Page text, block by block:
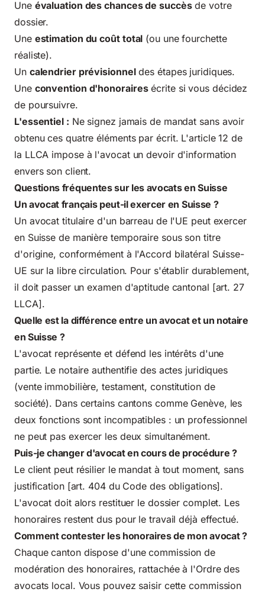
Une évaluation des chances de succèsde votre
dossier.
Une estimation du coût total (ou une fourchette
réaliste).
Un calendrier prévisionneldes étapes juridiques.
Une convention d'honorairesécrite si vous décidez
de poursuivre.
L'essentiel : Ne signez jamais de mandat sans avoir
obtenu ces quatre éléments par écrit. L'article 12 de
la LLCA impose à l'avocat un devoir d'information
envers son client.
Questions fréquentes sur les avocats en Suisse
Un avocat français peut-il exercer en Suisse ?
Un avocat titulaire d'un barreau de l'UE peut exercer
en Suisse de manière temporaire sous son titre
d'origine, conformément à l'Accord bilatéral Suisse-
UE sur la libre circulation. Pour s'établir durablement,
il doit passer un examen d'aptitude cantonal [art. 27
LLCA].
Quelle est la différence entre un avocat et un notaire
en Suisse ?
L'avocat représente et défend les intérêts d'une
partie. Le notaire authentifie des actes juridiques
(vente immobilière, testament, constitution de
société). Dans certains cantons comme Genève, les
deux fonctions sont incompatibles : un professionnel
ne peut pas exercer les deux simultanément.
Puis-je changer d'avocat en cours de procédure ?
Le client peut résilier le mandat à tout moment, sans
justification [art. 404 du Code des obligations].
L'avocat doit alors restituer le dossier complet. Les
honoraires restent dus pour le travail déjà effectué.
Comment contester les honoraires de mon avocat ?
Chaque canton dispose d'une commission de
modération des honoraires, rattachée à l'Ordre des
avocats local. Vous pouvez saisir cette commission